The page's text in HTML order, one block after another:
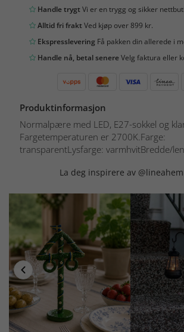
Handle trygtVi er en trygg og sikker
Alltid fri fraktVed kjøp over 899 kr.
Ekspresslevering Få pakken din allerede i
Handle nå, betal senereVelg faktura eller
Produktinformasjon
Normalpære med LED, E27-sokkel og
Fargetemperaturen er 2700K.Farge:
transparentLysfarge: varmhvitBredde/
La deg inspirere av